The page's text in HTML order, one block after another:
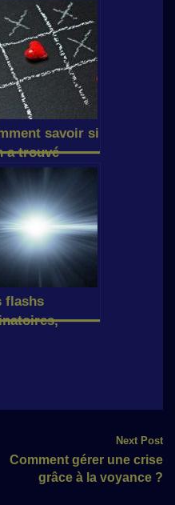
savoir si
a trouvé
de sa vie?
flashs
ce que c’est
Next Post
Comment gérer une crise
grâce à la voyance ?